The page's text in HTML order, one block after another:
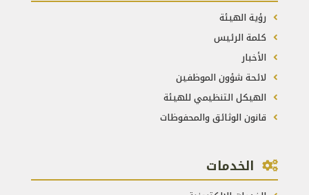
رؤية الهيئة
كلمة الرئيس
الأخبار
لائحة شؤون الموظفين
الهيكل التنظيمي للهيئة
قانون الوثائق والمحفوظات
الخدمات